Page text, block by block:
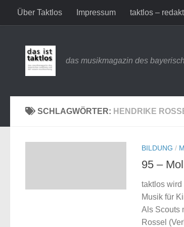
Zum Inhalt springen
Über Taktlos Impressum taktlos –
das musikmagazin des
SCHLAGWÖRTER: HENDRIKE
BILDUNG /
95 –
taktlos
Musik für
Als Scouts
Rossel